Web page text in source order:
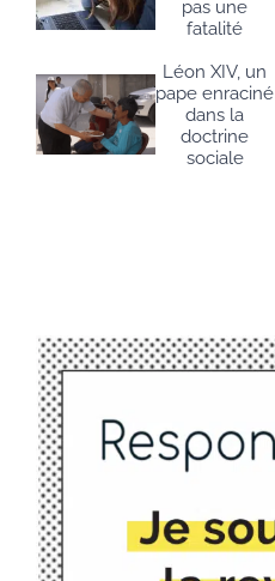
pas une
fatalité
Léon XIV, un
pape enraciné
dans la
doctrine
sociale